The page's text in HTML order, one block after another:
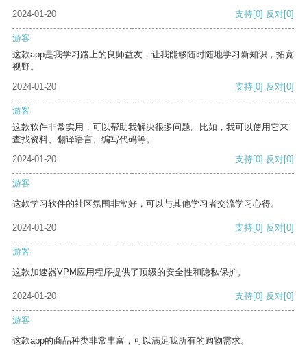
2024-01-20 支持[0] 反对[0]
游客
这款app是我学习路上的良师益友，让我能够随时随地学习新知识，拓宽
视野。
2024-01-20
支持[0] 反对[0]
游客
这款软件非常实用，可以帮助我解决很多问题。比如，我可以使用它来
查找资料、翻译语言、编写代码等。
2024-01-20
支持[0] 反对[0]
游客
这款学习软件的社区氛围非常好，可以与其他学习者交流学习心得。
2024-01-20 支持[0] 反对[0]
游客
这款加速器VPM应用程序提供了顶级的安全性和隐私保护。
2024-01-20 支持[0] 反对[0]
游客
这款app的商品种类非常丰富，可以满足我所有的购物需求。